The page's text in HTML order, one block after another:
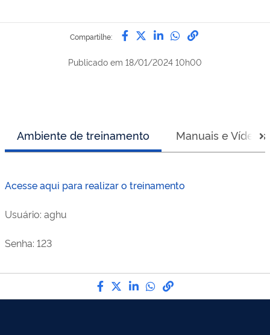
Compartilhe: Compartilhe por Facebook
Compartilhe por Twitter
Compartilhe por
Compartilhe
link para
Publicado em 18/01/2024 10h00
Ambiente de treinamento Manuais e
Acesse aqui para realizar o treinamento
Usuário: aghu
Senha: 123
Compartilhe por Facebook
Compartilhe por Twitter
Compartilhe por
Compartilhe por
link para Copiar